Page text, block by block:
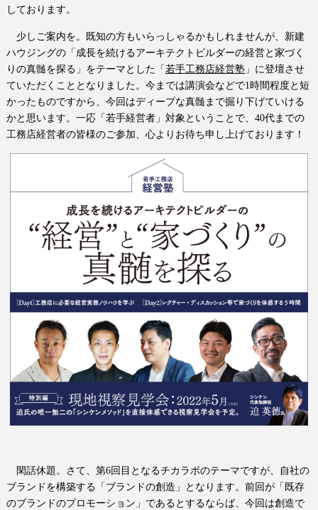
しております。
少しご案内を。
既知の方もいらっしゃるかもしれませんが、新建
ハウジングの「成長を続けるアーキテクトビルダーの経営と家づく
りの真髄を探る」 をテーマとした「 若手工務店経営塾 」に登壇させ
ていただくこととなりました。今までは講演会などで1 時間程度と短
かったものですから、今回はディープな真髄まで掘り下げていける
かと思います。 一応「若手経営者」対象ということで、 40代までの
工務店経営者の皆様のご参加、心よりお待ち申し上げております！
閑話休題。 さて、第6回目となるチカラボのテーマですが、自社の
ブランドを構築する「ブランドの創造」となります。 前回が「既存
のブランドのプロモーション」であるとするならば、今回は創造で